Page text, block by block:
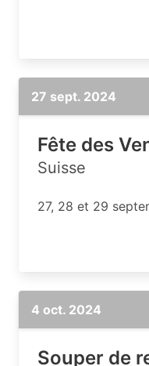
27 sept. 2024
Fête des
Suisse
27, 28 et 29
4 oct. 2024
Souper de